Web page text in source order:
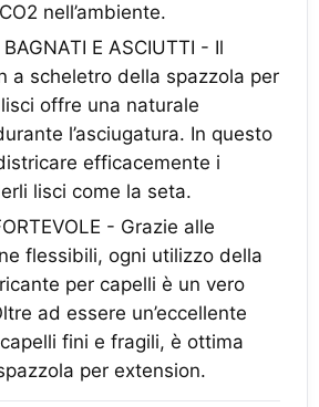
nell’ambiente.
BAGNATI E ASCIUTTI - Il
a scheletro della spazzola per
offre una naturale
l’asciugatura. In questo
efficacemente i
lisci come la seta.
- Grazie alle
flessibili, ogni utilizzo della
per capelli è un vero
ad essere un’eccellente
fini e fragili, è ottima
per extension.